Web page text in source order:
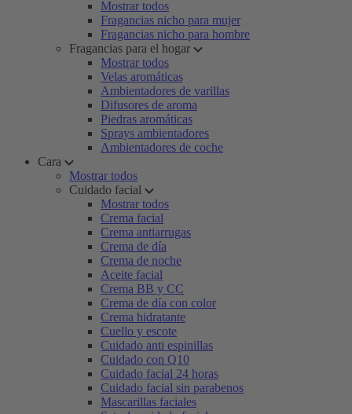
Mostrar todos
Fragancias nicho para mujer
Fragancias nicho para hombre
Fragancias para el hogar
Mostrar todos
Velas aromáticas
Ambientadores de varillas
Difusores de aroma
Piedras aromáticas
Sprays ambientadores
Ambientadores de coche
Cara
Mostrar todos
Cuidado facial
Mostrar todos
Crema facial
Crema antiarrugas
Crema de día
Crema de noche
Aceite facial
Crema BB y CC
Crema de día con color
Crema hidratante
Cuello y escote
Cuidado anti espinillas
Cuidado con Q10
Cuidado facial 24 horas
Cuidado facial sin parabenos
Mascarillas faciales